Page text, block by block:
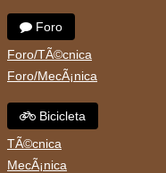
Foro
Foro/TÃ©cnica
Foro/MecÃ¡nica
Bicicleta
TÃ©cnica
MecÃ¡nica